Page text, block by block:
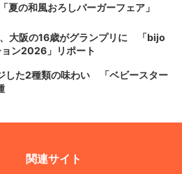
の和風おろしバーガーフェア」
大阪の16歳がグランプリに 「bijo
ン2026」リポート
した2種類の味わい 「ベビースター
関連サイト